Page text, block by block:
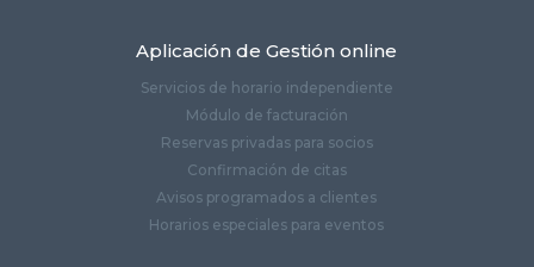
Aplicación de Gestión online
Servicios de horario independiente
Módulo de facturación
Reservas privadas para socios
Confirmación de citas
Avisos programados a clientes
Horarios especiales para eventos